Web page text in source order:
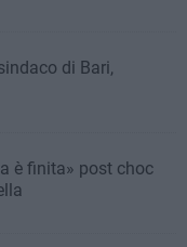
di Bari,
è finita» post choc